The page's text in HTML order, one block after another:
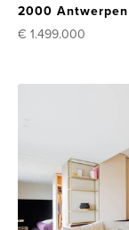
2000 Antwerpen
€ 1.499.000